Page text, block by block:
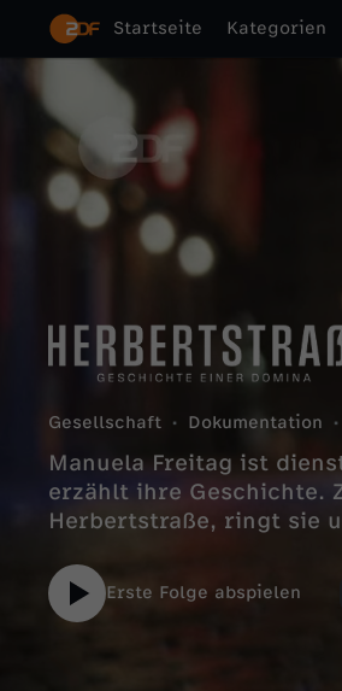
Startseite Kategorien
Gesellschaft Dokumentation
Manuela Freitag ist
erzählt ihre Geschichte.
Herbertstraße, ringt sie
Erste Folge abspielen